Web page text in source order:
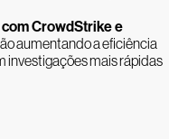
CrowdStrike e
aumentando a eficiência
investigações mais rápidas